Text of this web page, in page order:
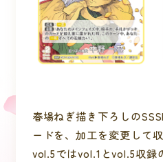
春場ねぎ描き下ろしの
ードを、加工を変更して収
vol.5ではvol.1とvol.5収録